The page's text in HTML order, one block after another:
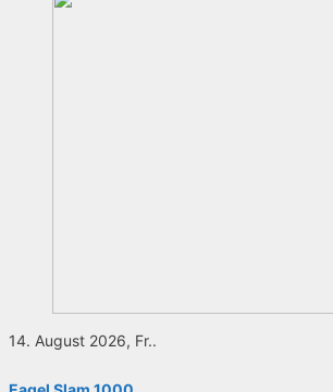
14. August 2026, Fr..